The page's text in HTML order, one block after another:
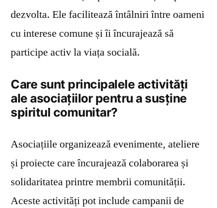
dezvolta. Ele facilitează întâlniri între oameni
cu interese comune și îi încurajează să
participe activ la viața socială.
Care sunt principalele activități
ale asociațiilor pentru a susține
spiritul comunitar?
Asociațiile organizează evenimente, ateliere
și proiecte care încurajează colaborarea și
solidaritatea printre membrii comunității.
Aceste activități pot include campanii de